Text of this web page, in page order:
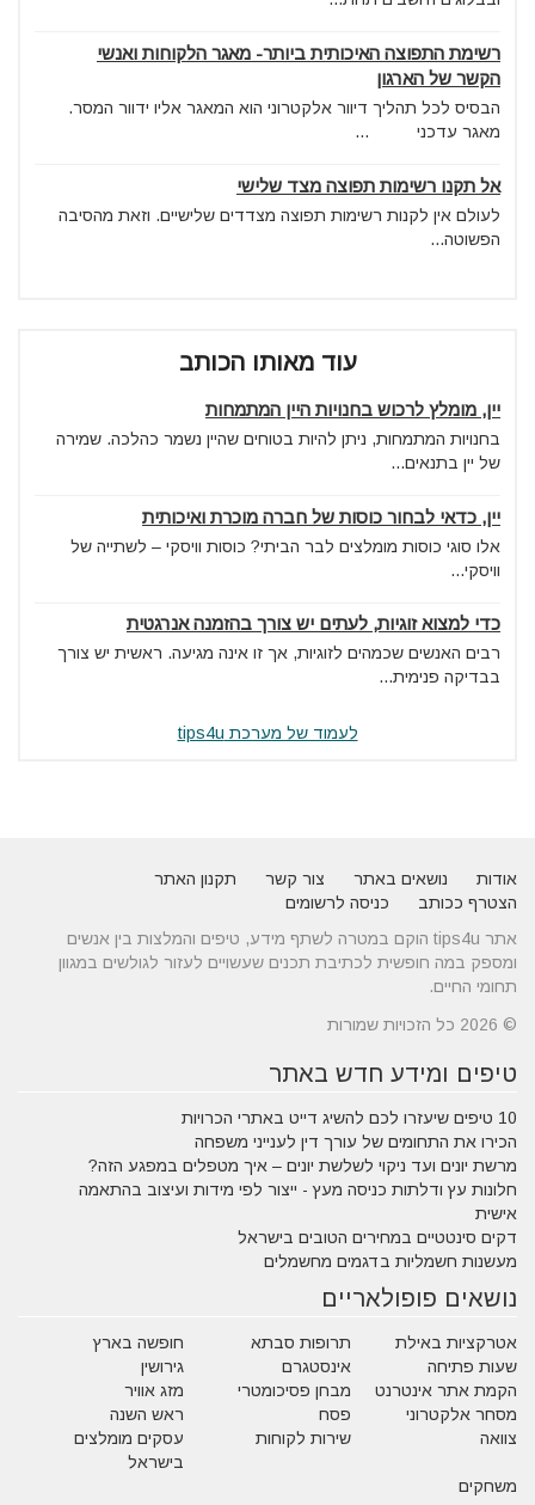
רשימת התפוצה האיכותית ביותר- מאגר הלקוחות ואנשי
הקשר של הארגון
הבסיס לכל תהליך דיוור אלקטרוני הוא המאגר אליו ידוור המסר.
מאגר עדכני ...
אל תקנו רשימות תפוצה מצד שלישי
לעולם אין לקנות רשימות תפוצה מצדדים שלישיים. וזאת מהסיבה
הפשוטה...
עוד מאותו הכותב
יין, מומלץ לרכוש בחנויות היין המתמחות
בחנויות המתמחות, ניתן להיות בטוחים שהיין נשמר כהלכה. שמירה
של יין בתנאים...
יין, כדאי לבחור כוסות של חברה מוכרת ואיכותית
אלו סוגי כוסות מומלצים לבר הביתי? כוסות וויסקי – לשתייה של
וויסקי...
כדי למצוא זוגיות, לעתים יש צורך בהזמנה אנרגטית
רבים האנשים שכמהים לזוגיות, אך זו אינה מגיעה. ראשית יש צורך
בבדיקה פנימית...
לעמוד של מערכת tips4u
אודות נושאים באתר צור קשר
תקנון האתר
הצטרף ככותב
כניסה לרשומים
אתר tips4u הוקם במטרה לשתף מידע, טיפים והמלצות בין אנשים
ומספק במה חופשית לכתיבת תכנים שעשויים לעזור לגולשים במגוון
תחומי החיים.
© 2026 כל הזכויות שמורות
טיפים ומידע חדש באתר
10 טיפים שיעזרו לכם להשיג דייט באתרי הכרויות
הכירו את התחומים של עורך דין לענייני משפחה
מרשת יונים ועד ניקוי לשלשת יונים – איך מטפלים במפגע הזה?
חלונות עץ ודלתות כניסה מעץ - ייצור לפי מידות ועיצוב בהתאמה
אישית
דקים סינטטיים במחירים הטובים בישראל
מעשנות חשמליות בדגמים מחשמלים
נושאים פופולאריים
אטרקציות באילת תרופות סבתא
חופשה בארץ
שעות פתיחה
אינסטגרם
גירושין
הקמת אתר אינטרנט
מבחן פסיכומטרי
מזג אוויר
מסחר אלקטרוני
פסח
ראש השנה
צוואה
שירות לקוחות
עסקים מומלצים
בישראל
משחקים